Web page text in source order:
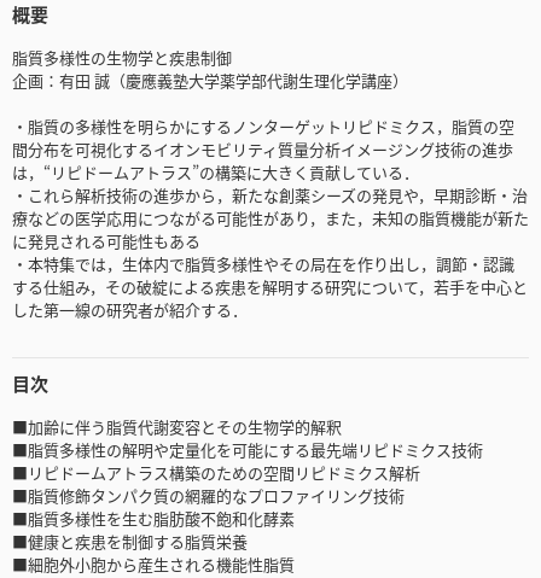
概要
脂質多様性の生物学と疾患制御
企画：有田 誠（慶應義塾大学薬学部代謝生理化学講座）
・脂質の多様性を明らかにするノンターゲットリピドミクス，脂質の空
間分布を可視化するイオンモビリティ質量分析イメージング技術の進歩
は，“リピドームアトラス”の構築に大きく貢献している．
・これら解析技術の進歩から，新たな創薬シーズの発見や，早期診断・治
療などの医学応用につながる可能性があり，また，未知の脂質機能が新た
に発見される可能性もある
・本特集では，生体内で脂質多様性やその局在を作り出し，調節・認識
する仕組み，その破綻による疾患を解明する研究について，若手を中心と
した第一線の研究者が紹介する．
目次
■加齢に伴う脂質代謝変容とその生物学的解釈
■脂質多様性の解明や定量化を可能にする最先端リピドミクス技術
■リピドームアトラス構築のための空間リピドミクス解析
■脂質修飾タンパク質の網羅的なプロファイリング技術
■脂質多様性を生む脂肪酸不飽和化酵素
■健康と疾患を制御する脂質栄養
■細胞外小胞から産生される機能性脂質